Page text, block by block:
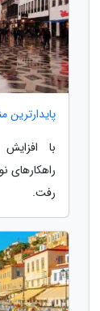
پایدارترین
با
راهکارهای
رفت.